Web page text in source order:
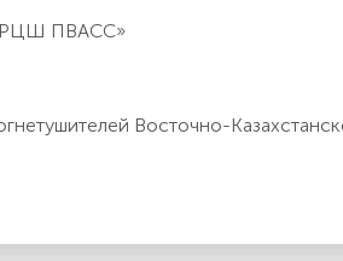
ПВАСС»
Восточно-